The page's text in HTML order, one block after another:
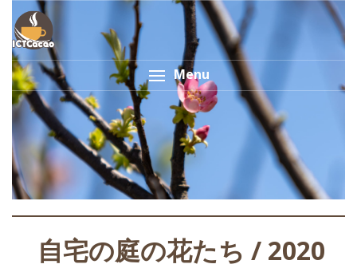
Menu
自宅の庭の花たち / 2020